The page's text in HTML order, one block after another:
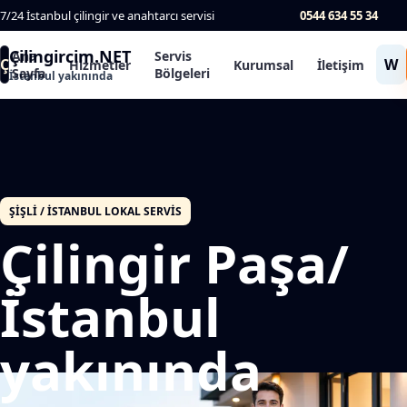
7/24 İstanbul çilingir ve anahtarcı servisi 0544 634 55 34
ÇÇilingircim.NET
İstanbul yakınında
Ana
Sayfa
Hizmetler
Servis
Bölgeleri
Kurumsal İletişim W
ŞIŞLI / İSTANBUL LOKAL SERVIS
Çilingir Paşa/
İstanbul
yakınında